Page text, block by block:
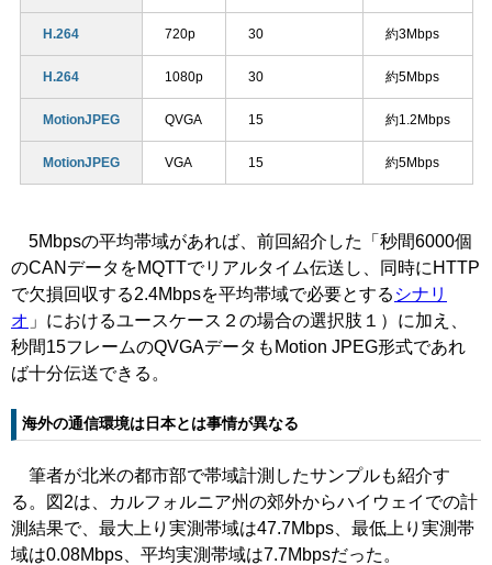
H.264 720p 30 約3Mbps
H.264 1080p 30 約5Mbps
MotionJPEG QVGA 15 約1.2Mbps
MotionJPEG VGA 15 約5Mbps
5Mbpsの平均帯域があれば、前回紹介した「秒間6000個
のCANデータをMQTTでリアルタイム伝送し、同時にHTTP
で欠損回収する2.4Mbpsを平均帯域で必要とする シナリ
オ 」におけるユースケース２の場合の選択肢１）に加え、
秒間15フレームのQVGAデータもMotion JPEG形式であれ
ば十分伝送できる。
海外の通信環境は日本とは事情が異なる
筆者が北米の都市部で帯域計測したサンプルも紹介す
る。図2は、カルフォルニア州の郊外からハイウェイでの計
測結果で、最大上り実測帯域は47.7Mbps、最低上り実測帯
域は0.08Mbps、平均実測帯域は7.7Mbpsだった。